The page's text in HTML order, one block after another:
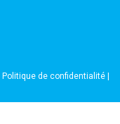
Politique de confidentialité|